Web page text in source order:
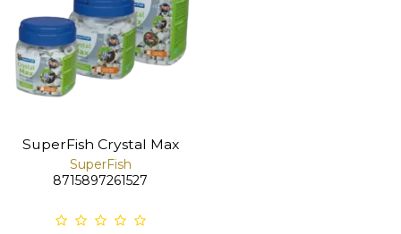
SuperFish Crystal Max
SuperFish
8715897261527